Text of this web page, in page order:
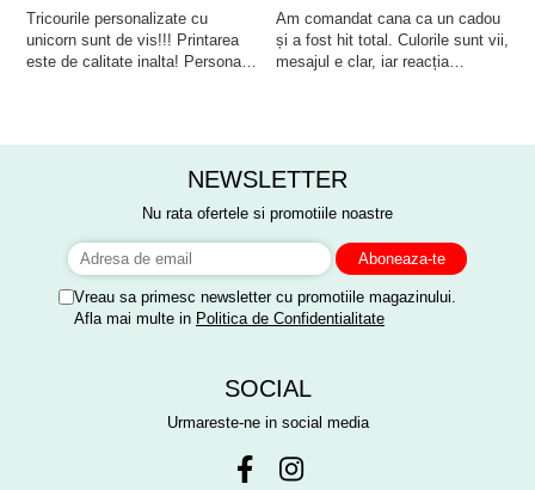
Tricourile personalizate cu
unicorn sunt de vis!!! Printarea
este de calitate inalta! Personalul
anisor!
Am comandat cana ca un cadou
și a fost hit total. Culorile sunt vii,
mesajul e clar, iar reacția
NEWSLETTER
Nu rata ofertele si promotiile noastre
Vreau sa primesc newsletter cu promotiile magazinului.
Afla mai multe in Politica de Confidentialitate
SOCIAL
Urmareste-ne in social media